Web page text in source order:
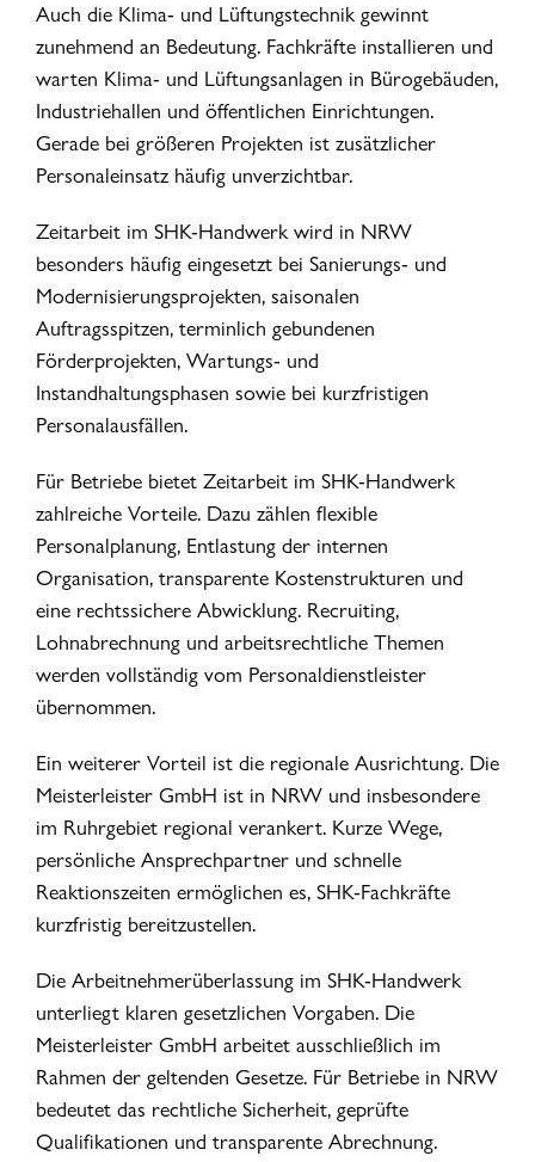
Auch die Klima- und Lüftungstechnik gewinnt
zunehmend an Bedeutung. Fachkräfte installieren und
warten Klima- und Lüftungsanlagen in Bürogebäuden,
Industriehallen und öffentlichen Einrichtungen.
Gerade bei größeren Projekten ist zusätzlicher
Personaleinsatz häufig unverzichtbar.
Zeitarbeit im SHK-Handwerk wird in NRW
besonders häufig eingesetzt bei Sanierungs- und
Modernisierungsprojekten, saisonalen
Auftragsspitzen, terminlich gebundenen
Förderprojekten, Wartungs- und
Instandhaltungsphasen sowie bei kurzfristigen
Personalausfällen.
Für Betriebe bietet Zeitarbeit im SHK-Handwerk
zahlreiche Vorteile. Dazu zählen flexible
Personalplanung, Entlastung der internen
Organisation, transparente Kostenstrukturen und
eine rechtssichere Abwicklung. Recruiting,
Lohnabrechnung und arbeitsrechtliche Themen
werden vollständig vom Personaldienstleister
übernommen.
Ein weiterer Vorteil ist die regionale Ausrichtung. Die
Meisterleister GmbH ist in NRW und insbesondere
im Ruhrgebiet regional verankert. Kurze Wege,
persönliche Ansprechpartner und schnelle
Reaktionszeiten ermöglichen es, SHK-Fachkräfte
kurzfristig bereitzustellen.
Die Arbeitnehmerüberlassung im SHK-Handwerk
unterliegt klaren gesetzlichen Vorgaben. Die
Meisterleister GmbH arbeitet ausschließlich im
Rahmen der geltenden Gesetze. Für Betriebe in NRW
bedeutet das rechtliche Sicherheit, geprüfte
Qualifikationen und transparente Abrechnung.